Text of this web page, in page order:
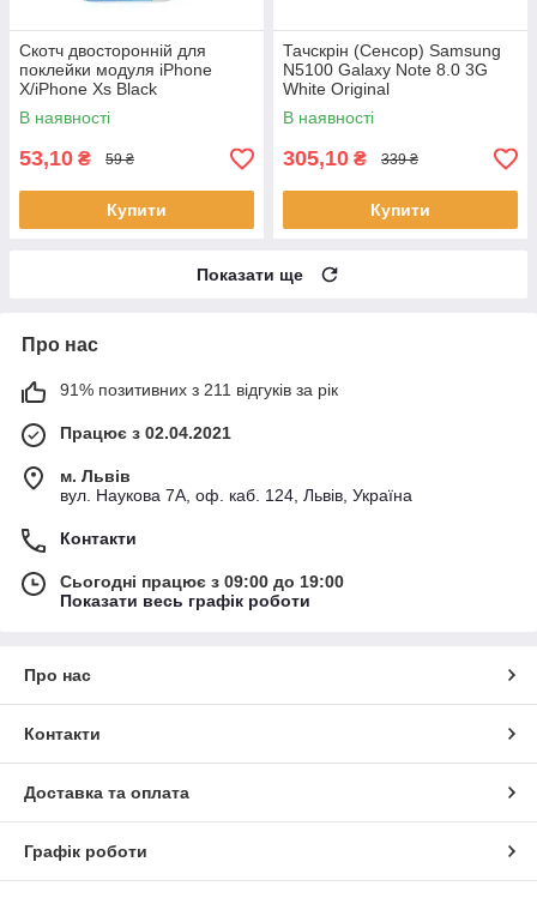
Скотч двосторонній для
поклейки модуля iPhone
X/iPhone Xs Black
В наявності
53,10 ₴ 59 ₴
Купити
Тачскрін (Сенсор) Samsung
N5100 Galaxy Note 8.0 3G
White Original
В наявності
305,10 ₴ 339 ₴
Купити
Показати ще
Про нас
91% позитивних з 211 відгуків за рік
Працює з 02.04.2021
м. Львів
вул. Наукова 7А, оф. каб. 124, Львів, Україна
Контакти
Сьогодні працює з 09:00 до 19:00
Показати весь графік роботи
Про нас
Контакти
Доставка та оплата
Графік роботи